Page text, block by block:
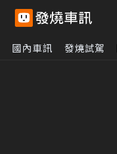
國內車訊 發燒試駕